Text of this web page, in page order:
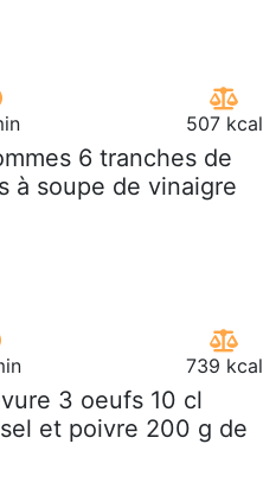
507 kcal
6 tranches de
à soupe de vinaigre
739 kcal
3 oeufs 10 cl
et poivre 200 g de